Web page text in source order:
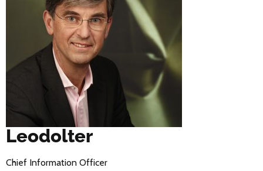
Leodolter
Chief Information Officer